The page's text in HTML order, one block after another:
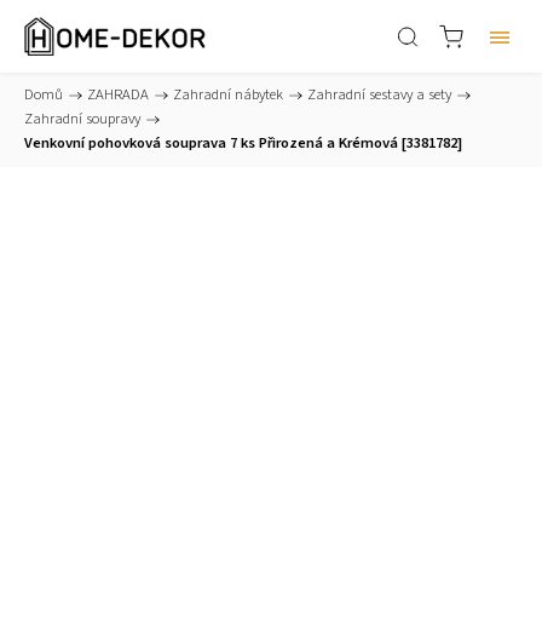
Domů / ZAHRADA / Zahradní nábytek / Zahradní sestavy a sety /
Zahradní soupravy /
Venkovní pohovková souprava 7 ks Přirozená a Krémová [3381782]